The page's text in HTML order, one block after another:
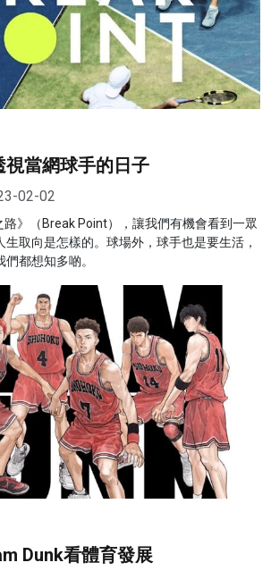
視當網球手的日子
02-02
》（Break Point），讓我們有機會看到一眾
取向是怎樣的。球場外，球手也是要生活，
都想知多啲。
Dunk看體育發展